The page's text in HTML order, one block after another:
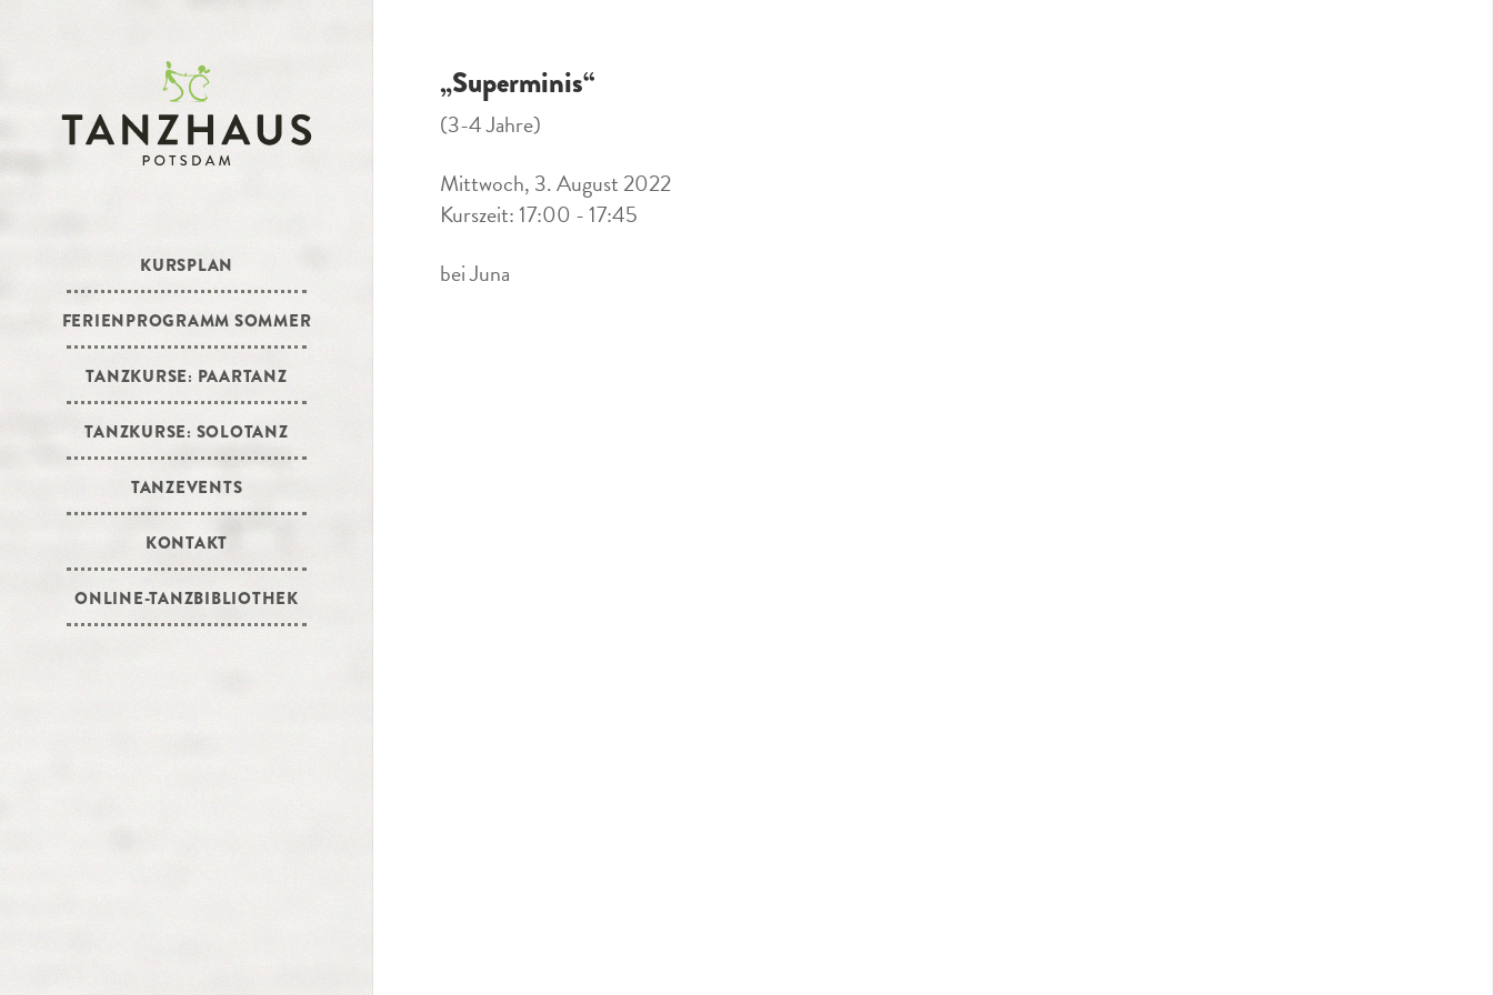
KURSPLAN
FERIENPROGRAMM SOMMER
TANZKURSE: PAARTANZ
TANZKURSE: SOLOTANZ
TANZEVENTS
KONTAKT
ONLINE-TANZBIBLIOTHEK
„Superminis“
(3-4 Jahre)
Mittwoch, 3. August 2022
Kurszeit: 17:00 - 17:45
bei Juna